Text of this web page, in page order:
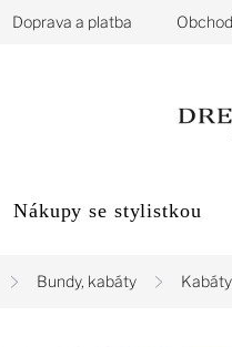
Doprava a platba
Nákupy se stylistkou
Bundy, kabáty Kabáty